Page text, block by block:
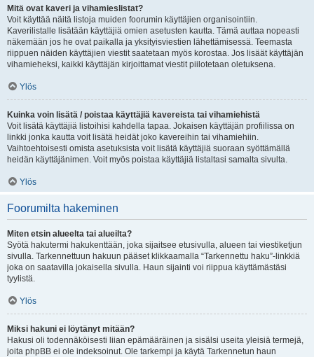
Mitä ovat kaveri ja vihamieslistat?
Voit käyttää näitä listoja muiden foorumin käyttäjien organisointiin.
Kaverilistalle lisätään käyttäjiä omien asetusten kautta. Tämä auttaa nopeasti
näkemään jos he ovat paikalla ja yksityisviestien lähettämisessä. Teemasta
riippuen näiden käyttäjien viestit saatetaan myös korostaa. Jos lisäät käyttäjän
vihamieheksi, kaikki käyttäjän kirjoittamat viestit piilotetaan oletuksena.
Ylös
Kuinka voin lisätä / poistaa käyttäjiä kavereista tai vihamiehistä
Voit lisätä käyttäjiä listoihisi kahdella tapaa. Jokaisen käyttäjän profiilissa on
linkki jonka kautta voit lisätä heidät joko kavereihin tai vihamiehiin.
Vaihtoehtoisesti omista asetuksista voit lisätä käyttäjiä suoraan syöttämällä
heidän käyttäjänimen. Voit myös poistaa käyttäjiä listaltasi samalta sivulta.
Ylös
Foorumilta hakeminen
Miten etsin alueelta tai alueilta?
Syötä hakutermi hakukenttään, joka sijaitsee etusivulla, alueen tai viestiketjun
sivulla. Tarkennettuun hakuun pääset klikkaamalla “Tarkennettu haku”-linkkiä
joka on saatavilla jokaisella sivulla. Haun sijainti voi riippua käyttämästäsi
tyylistä.
Ylös
Miksi hakuni ei löytänyt mitään?
Hakusi oli todennäköisesti liian epämääräinen ja sisälsi useita yleisiä termejä,
joita phpBB ei ole indeksoinut. Ole tarkempi ja käytä Tarkennetun haun